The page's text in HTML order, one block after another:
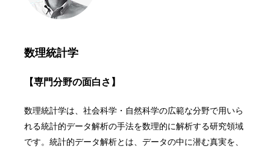
数理統計学
【専門分野の面白さ】
数理統計学は、社会科学・自然科学の広範な分野で用いら
れる統計的データ解析の手法を数理的に解析する研究領域
です。統計的データ解析とは、データの中に潜む真実を、